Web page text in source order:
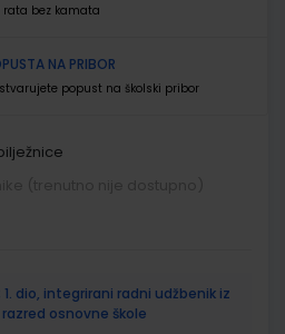
rata bez kamata
NA PRIBOR
popust na školski pribor
1; 1. dio, integrirani radni udžbenik iz
osnovne škole